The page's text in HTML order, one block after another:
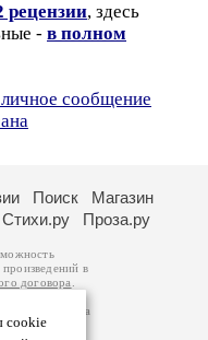
рецензии, здесь
- в полном
сообщение
cookie
Поиск
Магазин
Стихи.ру Проза.ру
в
договора
авторам
возможна
можете